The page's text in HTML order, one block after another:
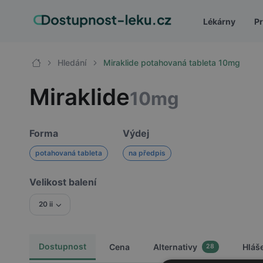
Lékárny
Hledání Miraklide potahovaná tableta 10mg
Miraklide10mg
Forma
potahovaná tableta
Výdej
na předpis
Velikost balení
20 ii
Dostupnost Cena Alternativy 28